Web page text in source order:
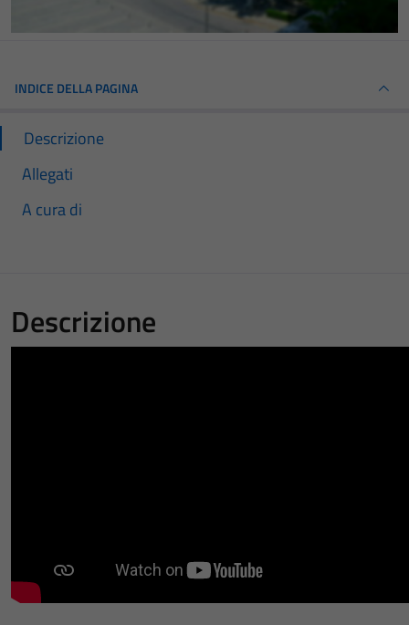
INDICE DELLA PAGINA
Descrizione
Allegati
A cura di
Descrizione